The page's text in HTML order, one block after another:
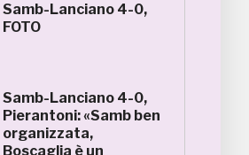
Samb-Lanciano 4-0,
FOTO
Samb-Lanciano 4-0,
Pierantoni: «Samb ben
organizzata,
Boscaglia è un